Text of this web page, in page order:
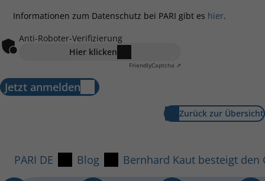
Informationen zum Datenschutz bei PARI gibt es hier.
Anti-Roboter-Verifizierung
Hier klicken
FriendlyCaptcha ⇗
Jetzt anmelden
Zurück zur Übersicht
PARI DE Blog Bernhard Kaut besteigt